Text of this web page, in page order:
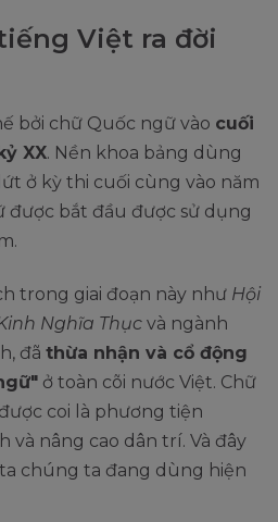
Việt ra đời
bởi chữ Quốc ngữ vào cuối
XX. Nền khoa bảng dùng
ở kỳ thi cuối cùng vào năm
được bắt đầu được sử dụng
trong giai đoạn này như Hội
Nghĩa Thục và ngành
đã thừa nhận và cổ động
ở toàn cõi nước Việt. Chữ
coi là phương tiện
và nâng cao dân trí. Và đây
chúng ta đang dùng hiện